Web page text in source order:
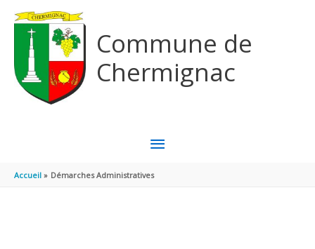
Commune de
Chermignac
MENU
PRINCIPAL
Accueil Démarches Administratives